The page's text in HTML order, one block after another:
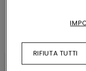
RIFIUTA TUTTI